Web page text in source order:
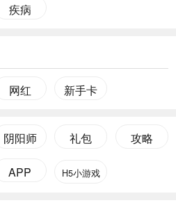
疾病
网红 新手卡
阴阳师 礼包 攻略
APP H5小游戏